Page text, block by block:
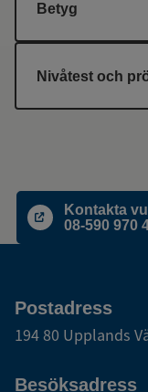
Betyg
Nivåtest och
Kontakta
08-590 970
Postadress
194 80 Upplands
Besöksadress